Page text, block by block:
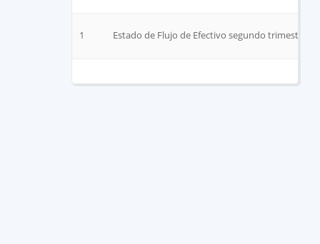
1 Estado de Flujo de Efectivo segundo trimestre